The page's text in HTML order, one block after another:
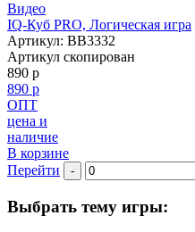
Видео
IQ-Куб PRO, Логическая игра
Артикул: BB3332
Артикул скопирован
890 р
890 р
ОПТ
цена и
наличие
В корзине
Перейти
-
Выбрать тему игры: